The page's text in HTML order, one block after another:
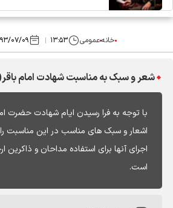
خانهعمومی ۱۳:۵۳ ۱۳۹۳/۰۷/
شعر و سبک به مناسبت شهادت امام
با توجه به فرا رسیدن ایام شهادت حضرت امام
اشعار و سبک های مناسب در این مناسبت را
اجرای آنها برای استفاده مداحان و ذاکرین
است.